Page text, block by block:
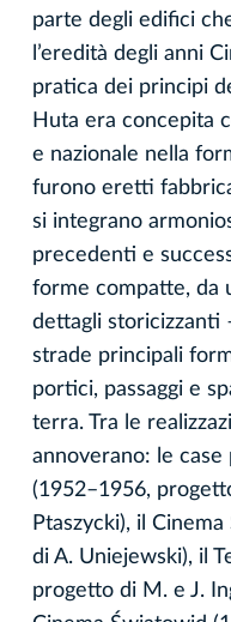
parte degli edifici
l’eredità degli anni
pratica dei principi
Huta era concepita
e nazionale nella
furono eretti
si integrano
precedenti e
forme compatte, da
dettagli storicizzanti
strade principali
portici, passaggi e
terra. Tra le
annoverano: le case
(1952–1956,
Ptaszycki), il
di A. Uniejewski), il
progetto di M. e J.